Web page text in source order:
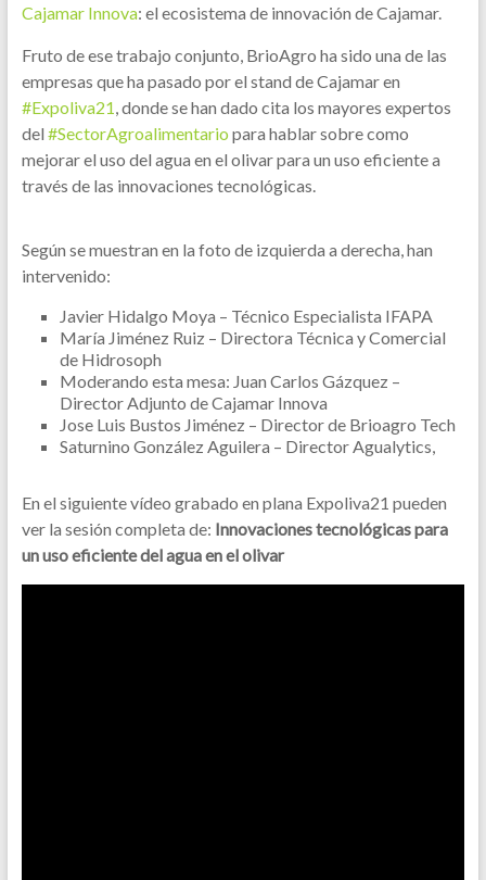
Cajamar Innova: el ecosistema de innovación de Cajamar.
Fruto de ese trabajo conjunto, BrioAgro ha sido una de las
empresas que ha pasado por el stand de Cajamar en
#Expoliva21 , donde se han dado cita los mayores expertos
del #SectorAgroalimentario para hablar sobre como
mejorar el uso del agua en el olivar para un uso eficiente a
través de las innovaciones tecnológicas.
Según se muestran en la foto de izquierda a derecha, han
intervenido:
Javier Hidalgo Moya – Técnico Especialista IFAPA
María Jiménez Ruiz – Directora Técnica y Comercial
de Hidrosoph
Moderando esta mesa: Juan Carlos Gázquez –
Director Adjunto de Cajamar Innova
Jose Luis Bustos Jiménez – Director de Brioagro Tech
Saturnino González Aguilera – Director Agualytics,
En el siguiente vídeo grabado en plana Expoliva21 pueden
ver la sesión completa de: Innovaciones tecnológicas para
un uso eficiente del agua en el olivar